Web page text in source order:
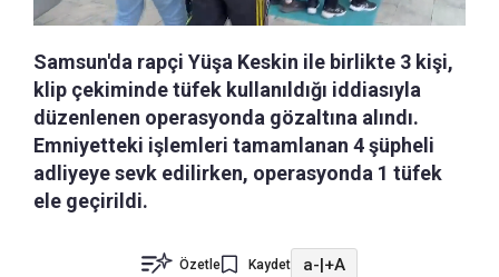
Samsun'da rapçi Yüşa Keskin ile birlikte 3 kişi,
klip çekiminde tüfek kullanıldığı iddiasıyla
düzenlenen operasyonda gözaltına alındı.
Emniyetteki işlemleri tamamlanan 4 şüpheli
adliyeye sevk edilirken, operasyonda 1 tüfek
ele geçirildi.
Özetle Kaydet a-|+A